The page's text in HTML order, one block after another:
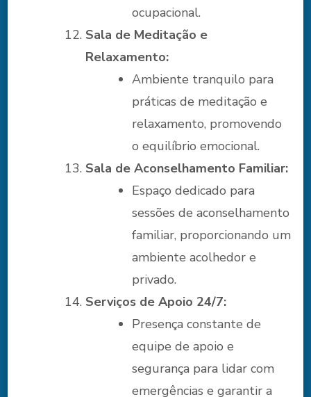
ocupacional.
Sala de Meditação e
Relaxamento:
Ambiente tranquilo para
práticas de meditação e
relaxamento, promovendo
o equilíbrio emocional.
Sala de Aconselhamento Familiar:
Espaço dedicado para
sessões de aconselhamento
familiar, proporcionando um
ambiente acolhedor e
privado.
Serviços de Apoio 24/7:
Presença constante de
equipe de apoio e
segurança para lidar com
emergências e garantir a